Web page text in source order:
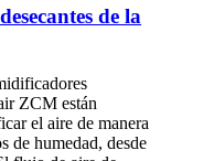
de la
ZCM están
el aire de manera
de humedad, desde